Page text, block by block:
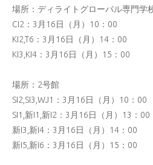
場所：ディライトグローバル専門学
CI2：3月16日（月）10：00
KI2,T6：3月16日（月）14：00
KI3,KI4：3月16日（月）15：00
場所：2号館
SI2,SI3,WJ1：3月16日（月）10：00
SI1,新I1,新I2：3月16日（月）13：00
新I3,新I4：3月16日（月）14：00
新I5,新I6：3月16日（月）15：00